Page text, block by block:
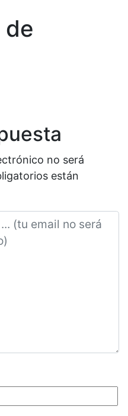
de
no será
están